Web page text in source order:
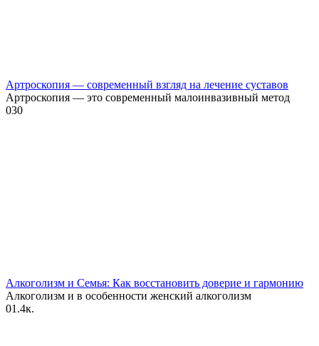
Артроскопия — современный взгляд на лечение суставов
Артроскопия — это современный малоинвазивный метод
030
Алкоголизм и Семья: Как восстановить доверие и гармонию
Алкоголизм и в особенности женский алкоголизм
01.4к.